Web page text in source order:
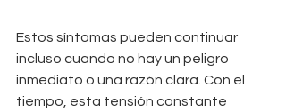
Estos síntomas pueden continuar
incluso cuando no hay un peligro
inmediato o una razón clara. Con el
tiempo, esta tensión constante